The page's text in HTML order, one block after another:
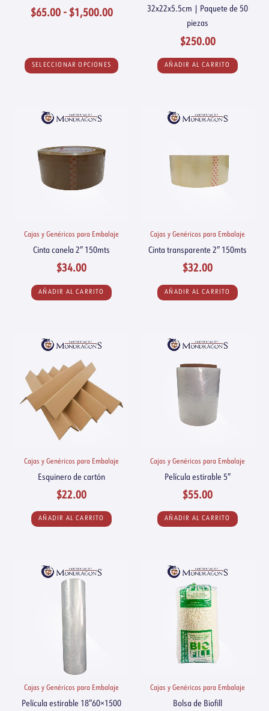
$65.00 - $1,500.00
SELECCIONAR OPCIONES
producto
32x22x5.5cm | Paquete de 50
piezas
$250.00
AÑADIR AL CARRITO
Cajas y Genéricos para Embalaje
Cinta canela 2″ 150mts
$34.00
AÑADIR AL CARRITO
Cajas y Genéricos para Embalaje
Cinta transparente 2″ 150mts
$32.00
AÑADIR AL CARRITO
Cajas y Genéricos para Embalaje
Esquinero de cartón
$22.00
AÑADIR AL CARRITO
Cajas y Genéricos para Embalaje
Película estirable 5″
$55.00
AÑADIR AL CARRITO
Cajas y Genéricos para Embalaje
Película estirable 18″60×1500
Cajas y Genéricos para Embalaje
Bolsa de Biofill